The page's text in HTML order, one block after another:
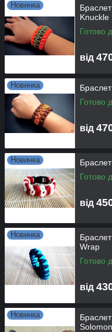
Новинка
Knuckle
Готово
від
Новинка
Готово
від
Новинка
Готово
від
Новинка
Wrap
Готово
від
Новинка